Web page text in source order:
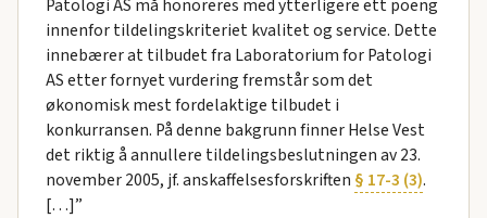
Patologi AS må honoreres med ytterligere ett poeng
innenfor tildelingskriteriet kvalitet og service. Dette
innebærer at tilbudet fra Laboratorium for Patologi
AS etter fornyet vurdering fremstår som det
økonomisk mest fordelaktige tilbudet i
konkurransen. På denne bakgrunn finner Helse Vest
det riktig å annullere tildelingsbeslutningen av 23.
november 2005, jf. anskaffelsesforskriften § 17-3 (3).
[…]”